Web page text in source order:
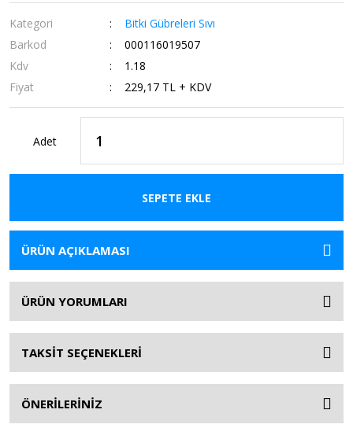
Kategori
Bitki Gübreleri Sıvı
Barkod
000116019507
Kdv
1.18
Fiyat
229,17 TL + KDV
Adet
SEPETE EKLE
ÜRÜN AÇIKLAMASI
ÜRÜN YORUMLARI
TAKSİT SEÇENEKLERİ
ÖNERİLERİNİZ